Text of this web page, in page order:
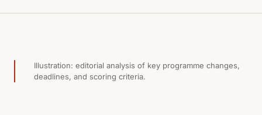
Illustration: editorial analysis of key programme changes,
deadlines, and scoring criteria.